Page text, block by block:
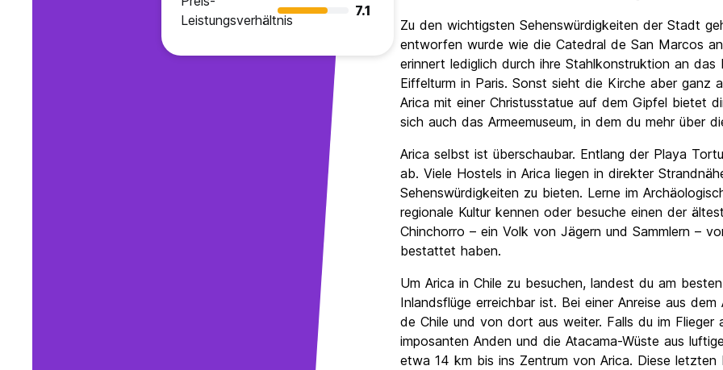
Leistungsverhältnis
7.1
Zu den wichtigsten Sehenswürdigkeiten der Stadt
entworfen wurde wie die Catedral de San Marcos
erinnert lediglich durch ihre Stahlkonstruktion an
Eiffelturm in Paris. Sonst sieht die Kirche aber ganz
Arica mit einer Christusstatue auf dem Gipfel bietet
sich auch das Armeemuseum, in dem du mehr über
Arica selbst ist überschaubar. Entlang der Playa
ab. Viele Hostels in Arica liegen in direkter
Sehenswürdigkeiten zu bieten. Lerne im
regionale Kultur kennen oder besuche einen der
Chinchorro – ein Volk von Jägern und Sammlern –
bestattet haben.
Um Arica in Chile zu besuchen, landest du am
Inlandsflüge erreichbar ist. Bei einer Anreise aus
de Chile und von dort aus weiter. Falls du im
imposanten Anden und die Atacama-Wüste aus
etwa 14 km bis ins Zentrum von Arica. Diese